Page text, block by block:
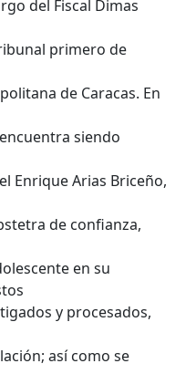
del Fiscal Dimas
primero de
de Caracas. En
siendo
Enrique Arias Briceño,
de confianza,
en su
y procesados,
así como se